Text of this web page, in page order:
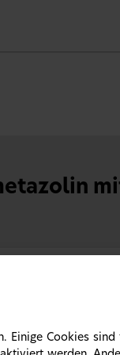
Einige Cookies sind